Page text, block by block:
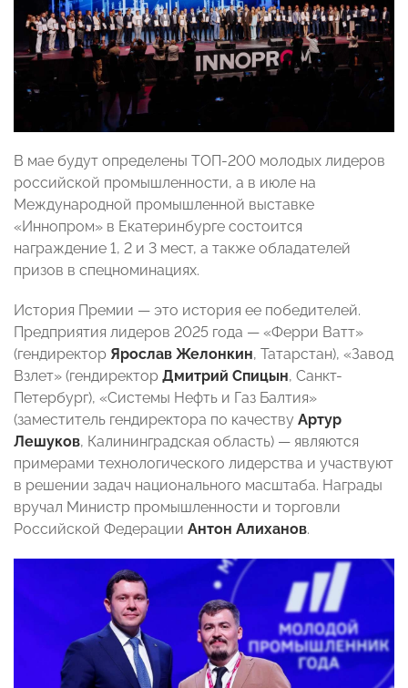
В мае будут определены ТОП-200 молодых лидеров
российской промышленности, а в июле на
Международной промышленной выставке
«Иннопром» в Екатеринбурге состоится
награждение 1, 2 и 3 мест, а также обладателей
призов в спецноминациях.
История Премии — это история ее победителей.
Предприятия лидеров 2025 года — «Ферри Ватт»
(гендиректор Ярослав Желонкин, Татарстан), «Завод
Взлет» (гендиректор Дмитрий Спицын, Санкт-
Петербург), «Системы Нефть и Газ Балтия»
(заместитель гендиректора по качеству Артур
Лешуков, Калининградская область) — являются
примерами технологического лидерства и участвуют
в решении задач национального масштаба. Награды
вручал Министр промышленности и торговли
Российской Федерации Антон Алиханов.